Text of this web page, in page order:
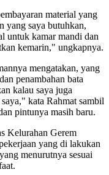
material yang
yang saya butuhkan,
untuk kamar mandi dan
kemarin," ungkapnya.
mengatakan, yang
penambahan bata
kalau saya juga
kata Rahmat sambil
pintunya masih baru.
Kelurahan Gerem
yang di lakukan
menurutnya sesuai